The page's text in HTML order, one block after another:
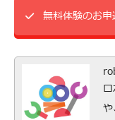
無料体験のお